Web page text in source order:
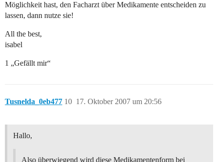
Möglichkeit hast, den Facharzt über Medikamente entscheiden zu
lassen, dann nutze sie!
All the best,
isabel
1 „Gefällt mir“
Tusnelda_0eb477 17. Oktober 2007 um 20:56
10
Hallo,
Also überwiegend wird diese Medikamentenform bei